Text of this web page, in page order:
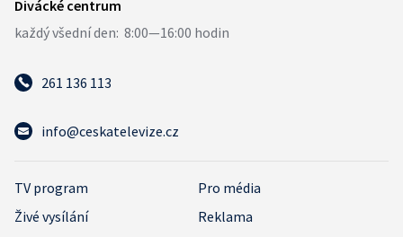
261 136 113
info@ceskatelevize.cz
TV program
Pro média
Živé vysílání
Reklama